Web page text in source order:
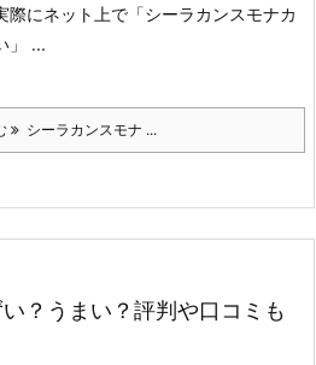
際にネット上で「シーラカンスモナカ
」 ...
シーラカンスモナ ...
？うまい？評判や口コミも